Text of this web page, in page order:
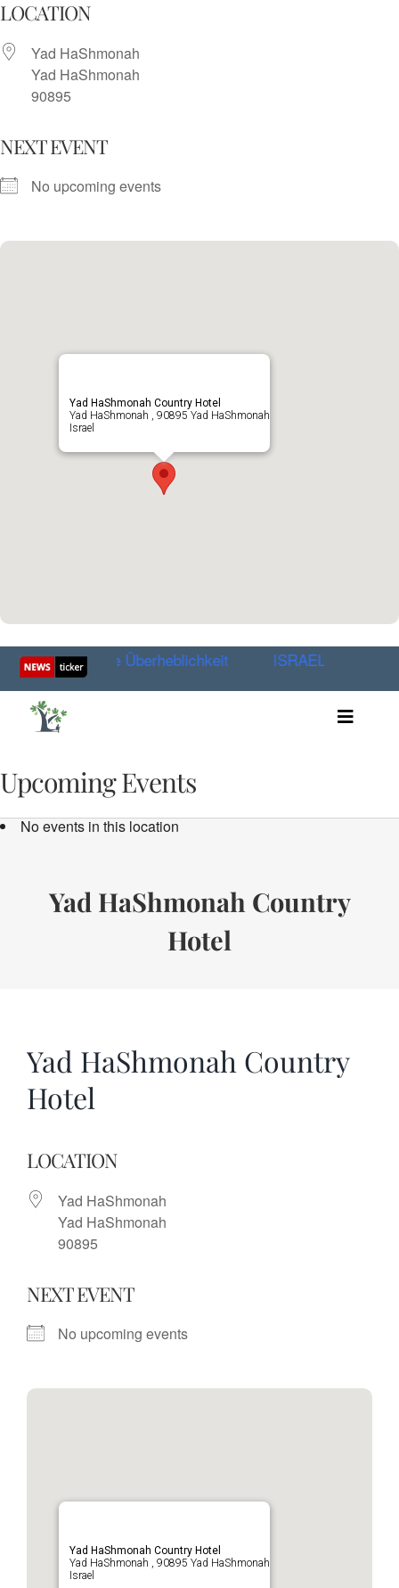
Skip
content
LOCATION
Yad HaShmonah
Yad HaShmonah
90895
NEXT EVENT
No upcoming events
Yad HaShmonah Country Hotel
Yad HaShmonah , 90895 Yad HaShmonah
Israel
christliche Überheblichkeit ISRAELTAG 2026
Audio
Bücher
Upcoming Events
No events in this location
Yad HaShmonah Country
Hotel
Yad HaShmonah Country
Hotel
LOCATION
Yad HaShmonah
Yad HaShmonah
90895
NEXT EVENT
No upcoming events
Yad HaShmonah Country Hotel
Yad HaShmonah , 90895 Yad HaShmonah
Israel